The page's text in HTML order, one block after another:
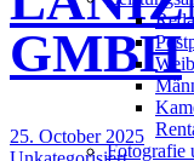
Fotografie
GMBH
25. October 2025